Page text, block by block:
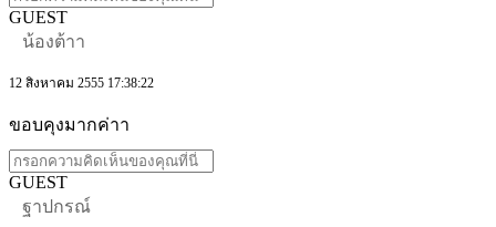
GUEST
น้องต้าา
12 สิงหาคม 2555 17:38:22
ขอบคุงมากค่าา
GUEST
ฐาปกรณ์